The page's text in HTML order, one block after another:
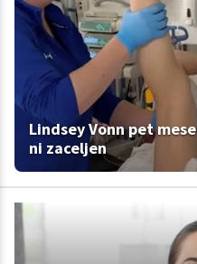
Lindsey Vonn pet
ni zaceljen